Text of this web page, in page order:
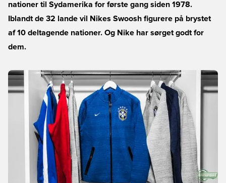
nationer til Sydamerika for første gang siden 1978.
Iblandt de 32 lande vil Nikes Swoosh figurere på brystet
af 10 deltagende nationer. Og Nike har sørget godt for
dem.